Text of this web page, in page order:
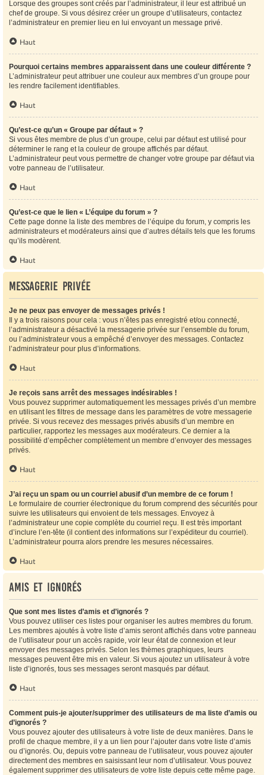
Lorsque des groupes sont créés par l’administrateur, il leur est attribué un
chef de groupe. Si vous désirez créer un groupe d’utilisateurs, contactez
l’administrateur en premier lieu en lui envoyant un message privé.
Haut
Pourquoi certains membres apparaissent dans une couleur différente ?
L’administrateur peut attribuer une couleur aux membres d’un groupe pour
les rendre facilement identifiables.
Haut
Qu’est-ce qu’un « Groupe par défaut » ?
Si vous êtes membre de plus d’un groupe, celui par défaut est utilisé pour
déterminer le rang et la couleur de groupe affichés par défaut.
L’administrateur peut vous permettre de changer votre groupe par défaut via
votre panneau de l’utilisateur.
Haut
Qu’est-ce que le lien « L’équipe du forum » ?
Cette page donne la liste des membres de l’équipe du forum, y compris les
administrateurs et modérateurs ainsi que d’autres détails tels que les forums
qu’ils modèrent.
Haut
Messagerie privée
Je ne peux pas envoyer de messages privés !
Il y a trois raisons pour cela : vous n’êtes pas enregistré et/ou connecté,
l’administrateur a désactivé la messagerie privée sur l’ensemble du forum,
ou l’administrateur vous a empêché d’envoyer des messages. Contactez
l’administrateur pour plus d’informations.
Haut
Je reçois sans arrêt des messages indésirables !
Vous pouvez supprimer automatiquement les messages privés d’un membre
en utilisant les filtres de message dans les paramètres de votre messagerie
privée. Si vous recevez des messages privés abusifs d’un membre en
particulier, rapportez les messages aux modérateurs. Ce dernier a la
possibilité d’empêcher complètement un membre d’envoyer des messages
privés.
Haut
J’ai reçu un spam ou un courriel abusif d’un membre de ce forum !
Le formulaire de courrier électronique du forum comprend des sécurités pour
suivre les utilisateurs qui envoient de tels messages. Envoyez à
l’administrateur une copie complète du courriel reçu. Il est très important
d’inclure l’en-tête (il contient des informations sur l’expéditeur du courriel).
L’administrateur pourra alors prendre les mesures nécessaires.
Haut
Amis et ignorés
Que sont mes listes d’amis et d’ignorés ?
Vous pouvez utiliser ces listes pour organiser les autres membres du forum.
Les membres ajoutés à votre liste d’amis seront affichés dans votre panneau
de l’utilisateur pour un accès rapide, voir leur état de connexion et leur
envoyer des messages privés. Selon les thèmes graphiques, leurs
messages peuvent être mis en valeur. Si vous ajoutez un utilisateur à votre
liste d’ignorés, tous ses messages seront masqués par défaut.
Haut
Comment puis-je ajouter/supprimer des utilisateurs de ma liste d’amis ou
d’ignorés ?
Vous pouvez ajouter des utilisateurs à votre liste de deux manières. Dans le
profil de chaque membre, il y a un lien pour l’ajouter dans votre liste d’amis
ou d’ignorés. Ou, depuis votre panneau de l’utilisateur, vous pouvez ajouter
directement des membres en saisissant leur nom d’utilisateur. Vous pouvez
également supprimer des utilisateurs de votre liste depuis cette même page.